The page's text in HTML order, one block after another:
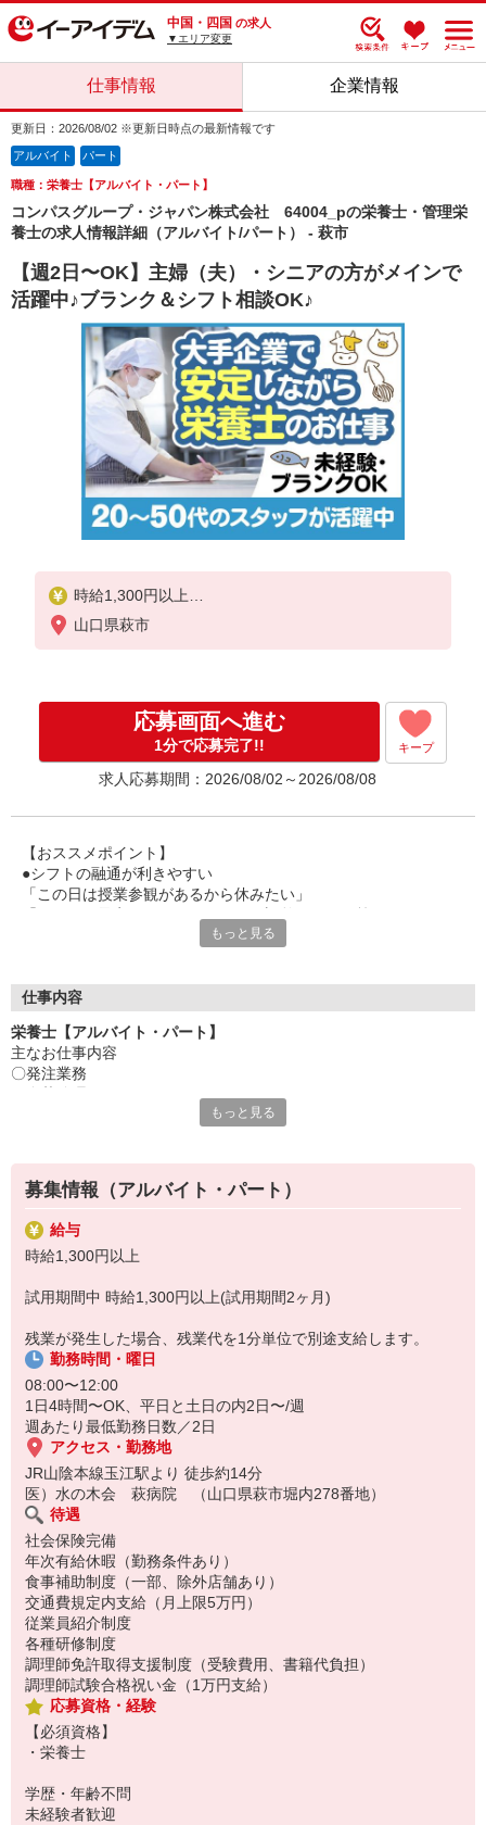
中国・四国 の求人
▼エリア変更
仕事情報 企業情報
更新日：2026/08/02 ※更新日時点の最新情報です
アルバイト パート
職種：栄養士【アルバイト・パート】
コンパスグループ・ジャパン株式会社 64004_pの栄養士・管理栄
養士の求人情報詳細（アルバイト/パート） - 萩市
【週2日〜OK】主婦（夫）・シニアの方がメインで
活躍中♪ブランク＆シフト相談OK♪
時給1,300円以上
試用期間中 時給1,300円以上(試用期間2ヶ月)
ます。
山口県萩市
応募画面へ進む
1分で応募完了!! キープ
求人応募期間：2026/08/02～2026/08/08
【おススメポイント】
●シフトの融通が利きやすい
「この日は授業参観があるから休みたい」
家庭や趣味の都合にも柔軟に対応しますので、お気軽にご相談く
●20代〜50代の幅広い年代のスタッフが活躍中
躍中
●安心の教育体制
入社後は先輩たちが優しくフォローしながら進めますので、
安心してお仕事を始められます。
【会社について】
給食受託の外資系大手企業、コンパスグループ・ジャパン。
全国約1,500ヵ所で「コントラクトフードサービス」を展開して
います
もっと見る
仕事内容
栄養士【アルバイト・パート】
主なお仕事内容
〇発注業務
資格を活かして、お客様の栄養サポートをしませんか？
経験が浅い方でも、栄養士のやりがいを見つけることのできる環境
です。
発注や衛生管理だけでなく、盛り付けなどの調理補助も担当いただ
くことがございますので、
深みを出してくださいね♪
もっと見る
募集情報（アルバイト・パート）
給与
時給1,300円以上
試用期間中 時給1,300円以上(試用期間2ヶ月)
残業が発生した場合、残業代を1分単位で別途支給します。
勤務時間・曜日
08:00〜12:00
1日4時間〜OK、平日と土日の内2日〜/週
週あたり最低勤務日数／2日
アクセス・勤務地
JR山陰本線玉江駅より 徒歩約14分
医）水の木会 萩病院 （山口県萩市堀内278番地）
待遇
社会保険完備
年次有給休暇（勤務条件あり）
食事補助制度（一部、除外店舗あり）
交通費規定内支給（月上限5万円）
従業員紹介制度
各種研修制度
調理師免許取得支援制度（受験費用、書籍代負担）
調理師試験合格祝い金（1万円支給）
応募資格・経験
【必須資格】
・栄養士
学歴・年齢不問
未経験者歓迎